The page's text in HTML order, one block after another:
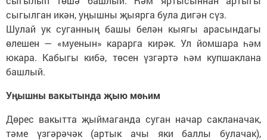
сыгылган икән, уңышны җыярга була дигән сүз.
Шулай ук суганның башы белән кыягы арасындагы
өлешен — «муенын» карарга кирәк. Ул йомшара һәм
юкара. Кабыгы кибә, төсен үзгәртә һәм купшаклана
башлый.
Уңышны вакытында җыю мөһим
Дөрес вакытта җыймаганда суган начар сакланачак,
тәме үзгәрәчәк (артык ачы яки баллы булачак),